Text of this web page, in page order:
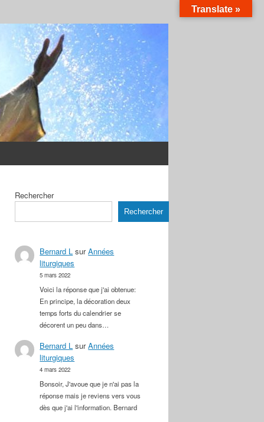
Rechercher
Rechercher
Bernard L surAnnées
liturgiques
5 mars 2022
Voici la réponse que j'ai obtenue:
En principe, la décoration deux
temps forts du calendrier se
décorent un peu dans…
Bernard L surAnnées
liturgiques
4 mars 2022
Bonsoir, J'avoue que je n'ai pas la
réponse mais je reviens vers vous
dès que j'ai l'information. Bernard
Translate »